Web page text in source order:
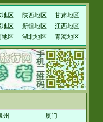
地区 陕西地区
甘肃地区
地区 新疆地区
江西地区
地区 湖北地区 青海地区
州
厦门